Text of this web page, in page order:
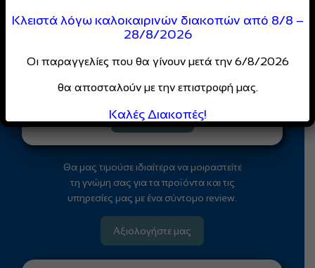
Κοινότητας
αποκλειστικές προσφορές
για επαγγελματίες
Κάντε Εγγραφή
Θα μας τιμούσε ιδιαίτερα να μοιραστείτε
τη γνώμη σας για τα προϊόντα και τις
υπηρεσίες μας με ένα σύντομο review.
Αξιολογήστε μας
Κλειστά λόγω καλοκαιρινών διακοπών από 8/8 –
28/8/2026
Οι παραγγελίες που θα γίνουν μετά την 6/8/2026
θα αποσταλούν με την επιστροφή μας.
Καλές Διακοπές!